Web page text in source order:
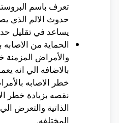
تعرف باسم
حدوث الالم الذي
يساعد في تقليل
الحماية من
والأمراض المزمنة
بالاضافه الي انه
خطر الاصابه
نقصه بزيادة خطر
الذاتية والتعرض
المختلفه.